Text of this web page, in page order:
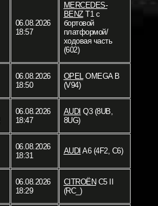
06.08.2026
18:57
MERCEDES-
BENZT1 c
бортовой
платформой/
ходовая часть
(602)
06.08.2026
18:50
OPELOMEGA B
(V94)
06.08.2026
18:47
AUDI Q3 (8UB,
8UG)
06.08.2026
18:31
AUDI A6 (4F2, C6)
06.08.2026
18:29
CITROËN C5 II
(RC_)